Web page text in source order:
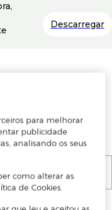
registar ou
Descarregar
para melhorar
publicidade
analisando os seus
como alterar as
de Cookies.